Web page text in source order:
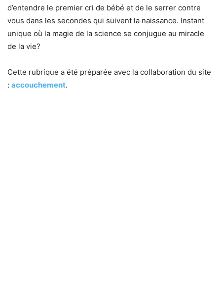
d’entendre le premier cri de bébé et de le serrer contre
vous dans les secondes qui suivent la naissance. Instant
unique où la magie de la science se conjugue au miracle
de la vie?
Cette rubrique a été préparée avec la collaboration du site
: accouchement.